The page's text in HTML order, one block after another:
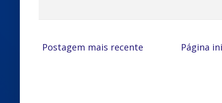
Postagem mais recente Página